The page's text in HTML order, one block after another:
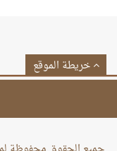
خريطة الموقع